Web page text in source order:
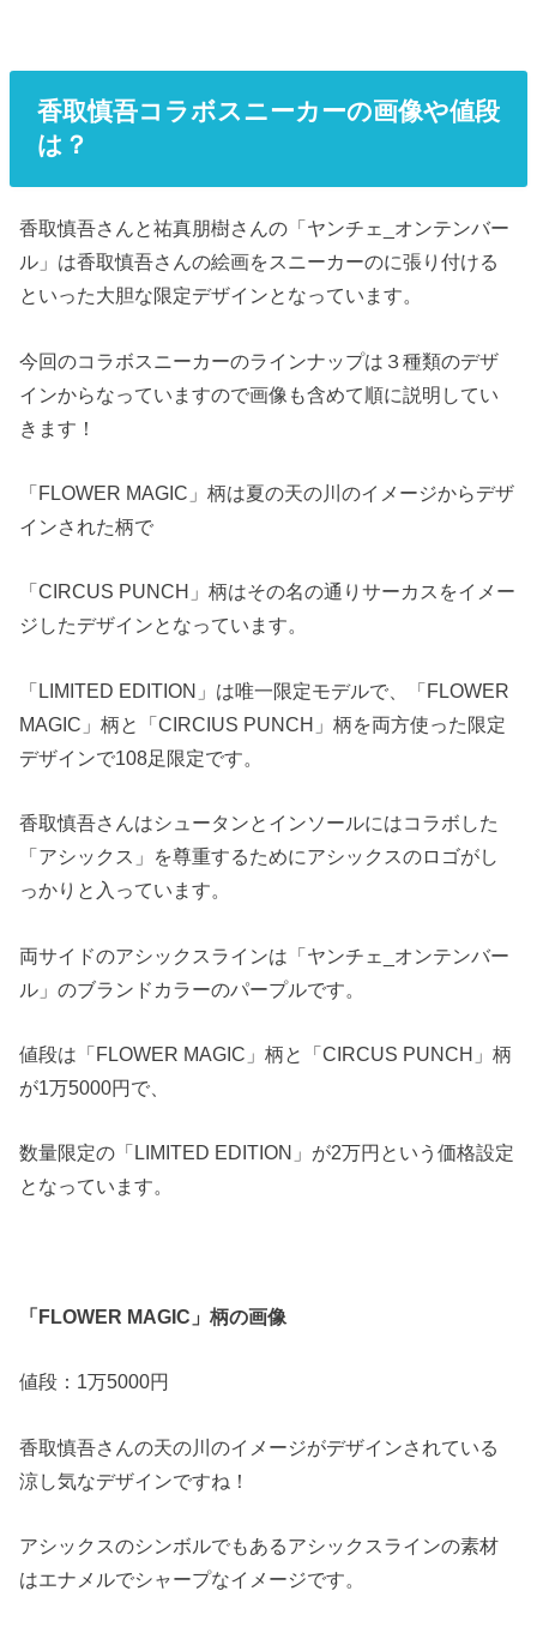
香取慎吾コラボスニーカーの画像や値段
は？
香取慎吾さんと祐真朋樹さんの「ヤンチェ_オンテンバー
ル」は香取慎吾さんの絵画をスニーカーのに張り付ける
といった大胆な限定デザインとなっています。
今回のコラボスニーカーのラインナップは３種類のデザ
インからなっていますので画像も含めて順に説明してい
きます！
「FLOWER MAGIC」柄は夏の天の川のイメージからデザ
インされた柄で
「CIRCUS PUNCH」柄はその名の通りサーカスをイメー
ジしたデザインとなっています。
「LIMITED EDITION」は唯一限定モデルで、「FLOWER
MAGIC」柄と「CIRCIUS PUNCH」柄を両方使った限定
デザインで108足限定です。
香取慎吾さんはシュータンとインソールにはコラボした
「アシックス」を尊重するためにアシックスのロゴがし
っかりと入っています。
両サイドのアシックスラインは「ヤンチェ_オンテンバー
ル」のブランドカラーのパープルです。
値段は「FLOWER MAGIC」柄と「CIRCUS PUNCH」柄
が1万5000円で、
数量限定の「LIMITED EDITION」が2万円という価格設定
となっています。
「FLOWER MAGIC」柄の画像
値段：1万5000円
香取慎吾さんの天の川のイメージがデザインされている
涼し気なデザインですね！
アシックスのシンボルでもあるアシックスラインの素材
はエナメルでシャープなイメージです。